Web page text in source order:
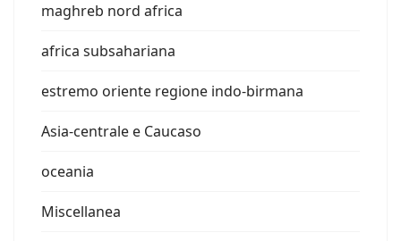
maghreb nord africa
africa subsahariana
estremo oriente regione indo-birmana
Asia-centrale e Caucaso
oceania
Miscellanea